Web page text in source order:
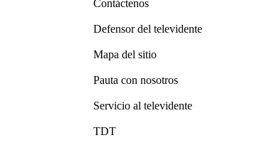
Contáctenos
Defensor del televidente
Mapa del sitio
Pauta con nosotros
Servicio al televidente
TDT